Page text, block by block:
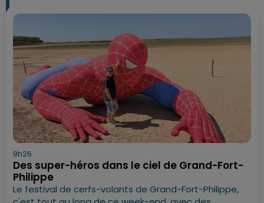
9h26
Des super-héros dans le ciel de Grand-Fort-
Philippe
Le festival de cerfs-volants de Grand-Fort-Philippe,